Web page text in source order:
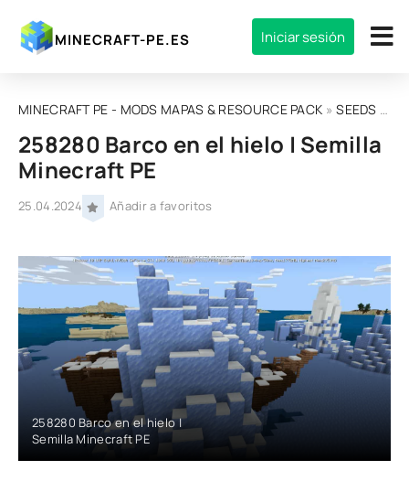
MINECRAFT-PE.ES Iniciar sesión
MINECRAFT PE - MODS MAPAS & RESOURCE PACK »SEEDS
258280 Barco en el hielo | Semilla
Minecraft PE
25.04.2024 Añadir a favoritos
258280 Barco en el hielo |
Semilla Minecraft PE